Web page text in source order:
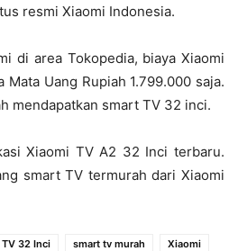
resmi Xiaomi Indonesia.
di area Tokopedia, biaya Xiaomi
Uang Rupiah 1.799.000 saja.
mendapatkan smart TV 32 inci.
Xiaomi TV A2 32 Inci terbaru.
smart TV termurah dari Xiaomi
TV 32 Inci smart tv murah
Xiaomi